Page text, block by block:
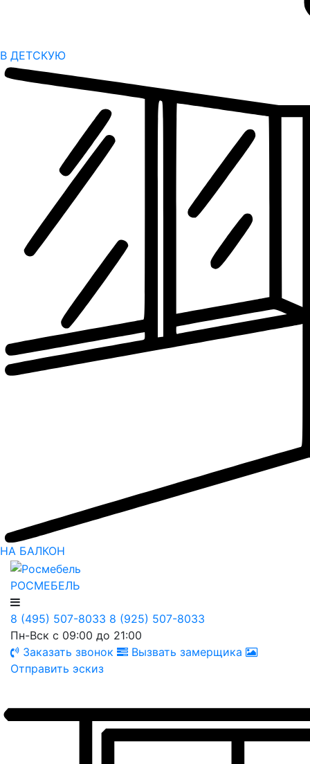
В ДЕТСКУЮ
НА БАЛКОН
РОСМЕБЕЛЬ
8 (495) 507-8033 8 (925) 507-8033
Пн-Вск с 09:00 до 21:00
Заказать звонок
Вызвать замерщика
Отправить эскиз